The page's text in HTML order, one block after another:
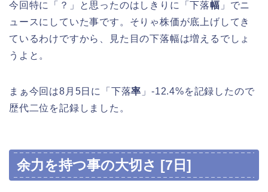
今回特に「？」と思ったのはしきりに「下落幅 」でニ
ュースにしていた事です。そりゃ株価が底上げしてき
ているわけですから、見た目の下落幅は増えるでしょ
うよと。
まぁ今回は8月5日に「下落率 」-12.4%を記録したので
歴代二位を記録しました。
余力を持つ事の大切さ [7日]